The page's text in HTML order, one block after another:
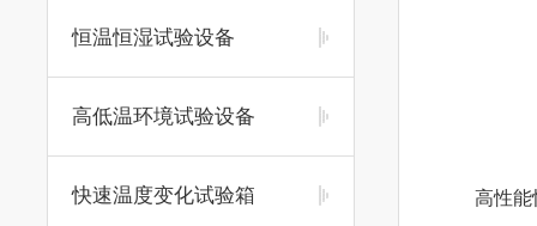
恒温恒湿试验设备
高低温环境试验设备
快速温度变化试验箱 高性能